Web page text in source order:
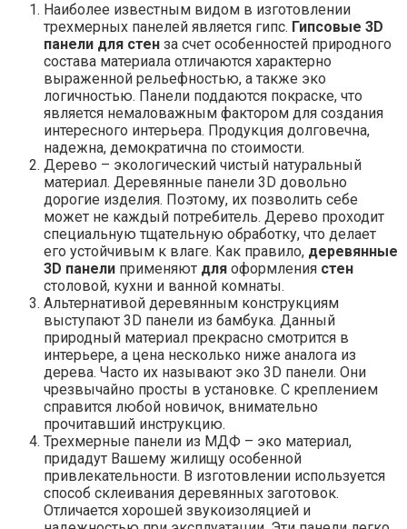
Наиболее известным видом в изготовлении
трехмерных панелей является гипс. Гипсовые 3D
панели для стен за счет особенностей природного
состава материала отличаются характерно
выраженной рельефностью, а также эко
логичностью. Панели поддаются покраске, что
является немаловажным фактором для создания
интересного интерьера. Продукция долговечна,
надежна, демократична по стоимости.
Дерево – экологический чистый натуральный
материал. Деревянные панели 3D довольно
дорогие изделия. Поэтому, их позволить себе
может не каждый потребитель. Дерево проходит
специальную тщательную обработку, что делает
его устойчивым к влаге. Как правило, деревянные
3D панели применяют для оформления стен
столовой, кухни и ванной комнаты.
Альтернативой деревянным конструкциям
выступают 3D панели из бамбука. Данный
природный материал прекрасно смотрится в
интерьере, а цена несколько ниже аналога из
дерева. Часто их называют эко 3D панели. Они
чрезвычайно просты в установке. С креплением
справится любой новичок, внимательно
прочитавший инструкцию.
Трехмерные панели из МДФ – эко материал,
придадут Вашему жилищу особенной
привлекательности. В изготовлении используется
способ склеивания деревянных заготовок.
Отличается хорошей звукоизоляцией и